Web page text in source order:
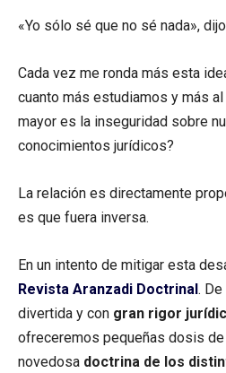
«Yo sólo sé que no sé nada»,
Cada vez me ronda más esta
cuanto más estudiamos y más
mayor es la inseguridad sobre
conocimientos jurídicos?
La relación es directamente
es que fuera inversa.
En un intento de mitigar esta
Revista Aranzadi Doctrinal.
divertida y con gran rigor
ofreceremos pequeñas dosis
novedosa doctrina de los